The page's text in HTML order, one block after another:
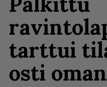
tarttui
osti